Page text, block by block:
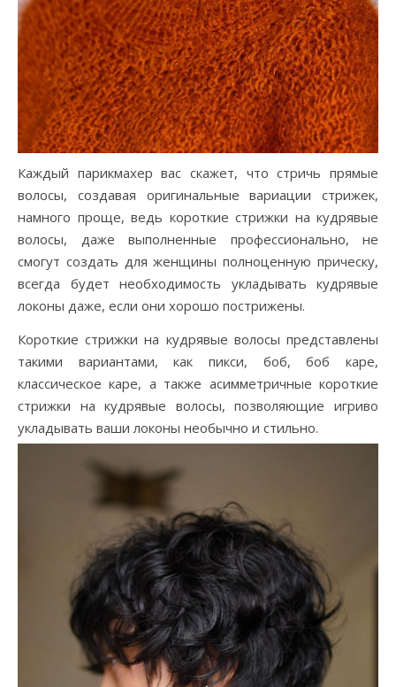
Каждый парикмахер вас скажет, что стричь прямые
волосы, создавая оригинальные вариации стрижек,
намного проще, ведь короткие стрижки на кудрявые
волосы, даже выполненные профессионально, не
смогут создать для женщины полноценную прическу,
всегда будет необходимость укладывать кудрявые
локоны даже, если они хорошо пострижены.
Короткие стрижки на кудрявые волосы представлены
такими вариантами, как пикси, боб, боб каре,
классическое каре, а также асимметричные короткие
стрижки на кудрявые волосы, позволяющие игриво
укладывать ваши локоны необычно и стильно.